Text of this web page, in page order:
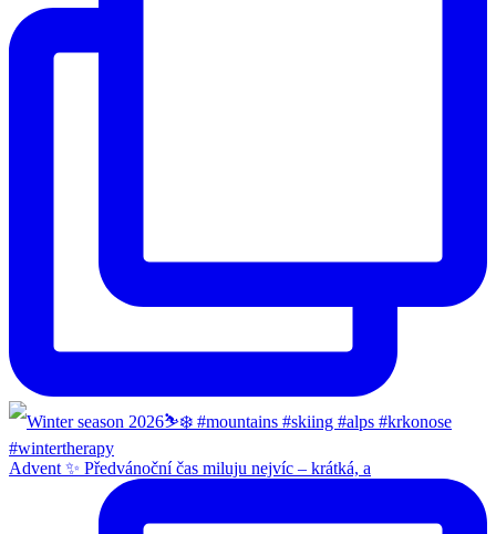
Advent ✨ Předvánoční čas miluju nejvíc – krátká, a